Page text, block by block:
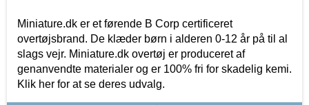
Miniature.dk er et førende B Corp certificeret
overtøjsbrand. De klæder børn i alderen 0-12 år på til al
slags vejr. Miniature.dk overtøj er produceret af
genanvendte materialer og er 100% fri for skadelig kemi.
Klik her for at se deres udvalg.